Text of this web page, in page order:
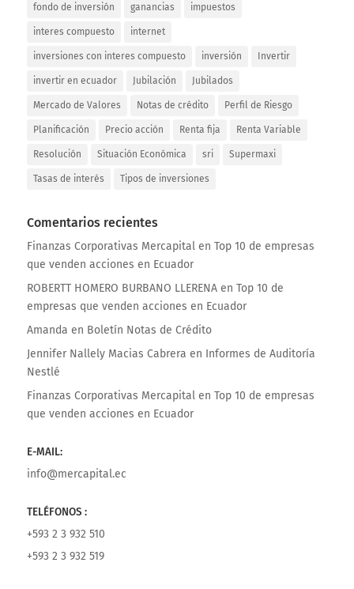
fondo de inversión ganancias impuestos
interes compuesto internet
inversiones con interes compuesto inversión Invertir
invertir en ecuador Jubilación Jubilados
Mercado de Valores Notas de crédito Perfil de Riesgo
Planificación Precio acción Renta fija Renta Variable
Resolución Situación Económica sri Supermaxi
Tasas de interés Tipos de inversiones
Comentarios recientes
Finanzas Corporativas Mercapitalen Top 10 de empresas
que venden acciones en Ecuador
ROBERTT HOMERO BURBANO LLERENAen Top 10 de
empresas que venden acciones en Ecuador
Amanda en Boletín Notas de Crédito
Jennifer Nallely Macias Cabrera en Informes de Auditoría
Nestlé
Finanzas Corporativas Mercapitalen Top 10 de empresas
que venden acciones en Ecuador
E-MAIL:
info@mercapital.ec
TELÉFONOS :
+593 2 3 932 510
+593 2 3 932 519